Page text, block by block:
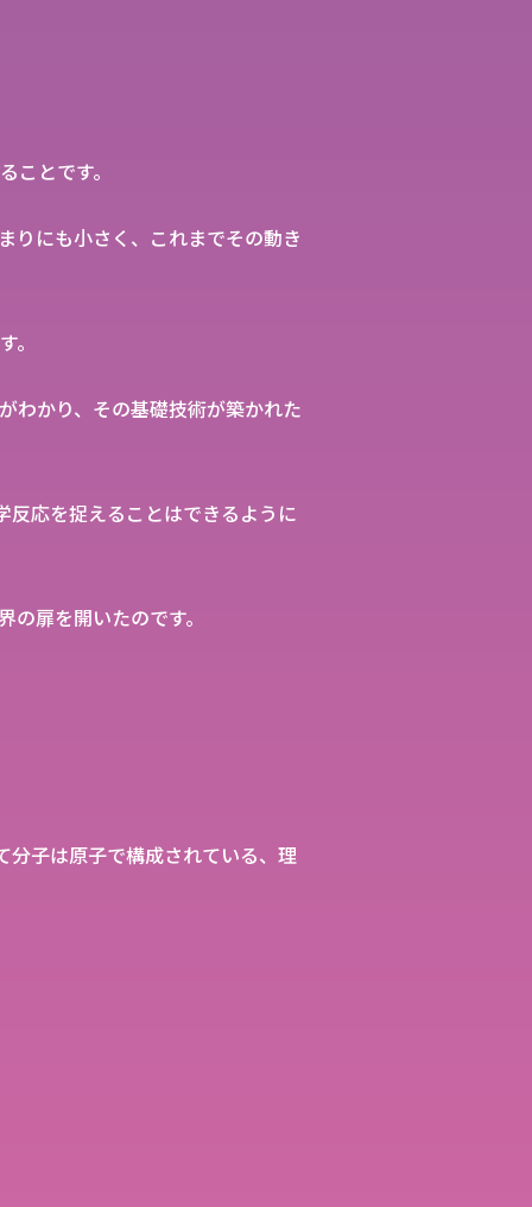
とです。
りにも小さく、これまでその動き
。
わかり、その基礎技術が築かれた
応を捉えることはできるように
扉を開いたのです。
分子は原子で構成されている、理